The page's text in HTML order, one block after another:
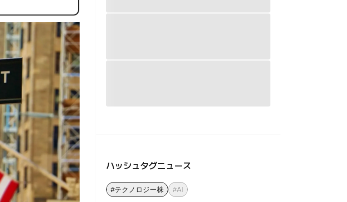
ハッシュタグニュース
#テクノロジー株 #AI